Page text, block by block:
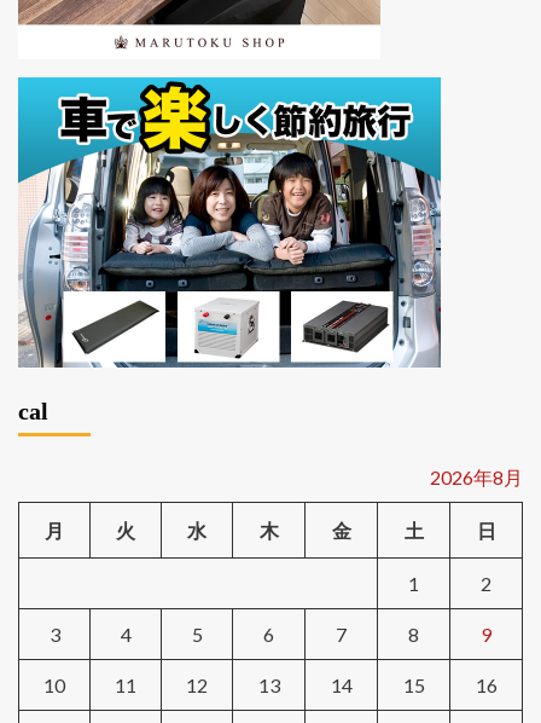
cal
2026年8月
月 火 水 木 金 土 日
1 2
3 4 5 6 7 8 9
10 11 12 13 14 15 16